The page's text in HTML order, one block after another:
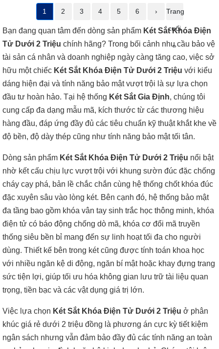
1 2 3 4 5 6 › Trang
cuối
»
Bạn đang quan tâm đến dòng sản phẩm Két Sắt Khóa Điện
Tử Dưới 2 Triệu chính hãng? Trong bối cảnh nhu cầu bảo vệ
tài sản cá nhân và doanh nghiệp ngày càng tăng cao, việc sở
hữu một chiếc Két Sắt Khóa Điện Tử Dưới 2 Triệu với kiểu
dáng hiện đại và tính năng bảo mật vượt trội là sự lựa chọn
đầu tư hoàn hảo. Tại hệ thống Két Sắt Gia Định, chúng tôi
cung cấp đa dạng mẫu mã, kích thước từ các thương hiệu
hàng đầu, đáp ứng đầy đủ các tiêu chuẩn kỹ thuật khắt khe về
độ bền, độ dày thép cũng như tính năng bảo mật tối tân.
Dòng sản phẩm Két Sắt Khóa Điện Tử Dưới 2 Triệu nổi bật
nhờ kết cấu chịu lực vượt trội với khung sườn đúc đặc chống
cháy cạy phá, bản lề chắc chắn cùng hệ thống chốt khóa đúc
đặc xuyên sâu vào lòng két. Bên cạnh đó, hệ thống bảo mật
đa tầng bao gồm khóa vân tay sinh trắc học thông minh, khóa
điện tử có báo động chống dò mã, khóa cơ đổi mã truyền
thống siêu bền bỉ mang đến sự linh hoạt tối đa cho người
dùng. Thiết kế bên trong két cũng được tính toán khoa học
với nhiều ngăn kệ di động, ngăn bí mật hoặc khay đựng trang
sức tiện lợi, giúp tối ưu hóa không gian lưu trữ tài liệu quan
trọng, tiền bạc và các vật dụng giá trị lớn.
Việc lựa chọn Két Sắt Khóa Điện Tử Dưới 2 Triệu ở phân
khúc giá rẻ dưới 2 triệu đồng là phương án cực kỳ tiết kiệm
ngân sách nhưng vẫn đảm bảo đầy đủ các tính năng an toàn